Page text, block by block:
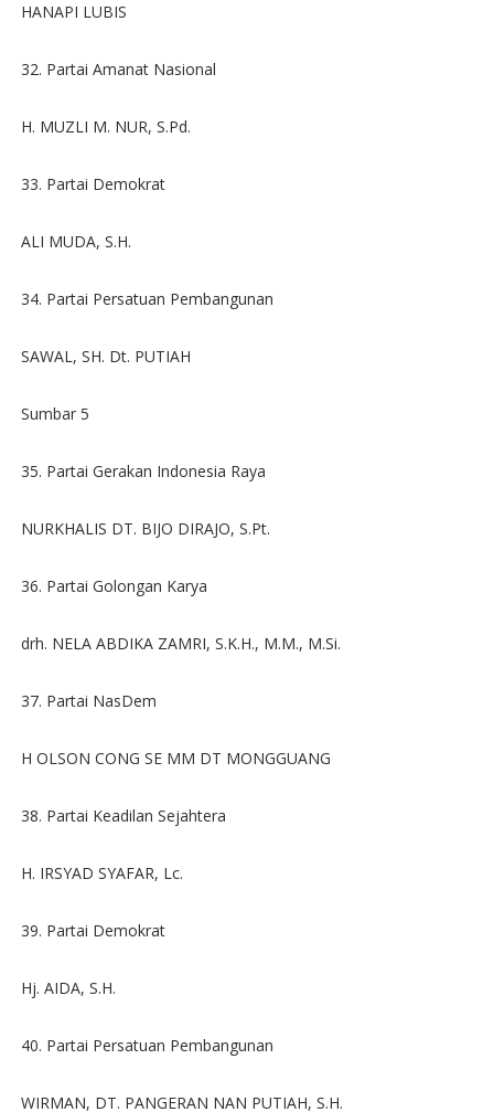
HANAPI LUBIS
32. Partai Amanat Nasional
H. MUZLI M. NUR, S.Pd.
33. Partai Demokrat
ALI MUDA, S.H.
34. Partai Persatuan Pembangunan
SAWAL, SH. Dt. PUTIAH
Sumbar 5
35. Partai Gerakan Indonesia Raya
NURKHALIS DT. BIJO DIRAJO, S.Pt.
36. Partai Golongan Karya
drh. NELA ABDIKA ZAMRI, S.K.H., M.M., M.Si.
37. Partai NasDem
H OLSON CONG SE MM DT MONGGUANG
38. Partai Keadilan Sejahtera
H. IRSYAD SYAFAR, Lc.
39. Partai Demokrat
Hj. AIDA, S.H.
40. Partai Persatuan Pembangunan
WIRMAN, DT. PANGERAN NAN PUTIAH, S.H.